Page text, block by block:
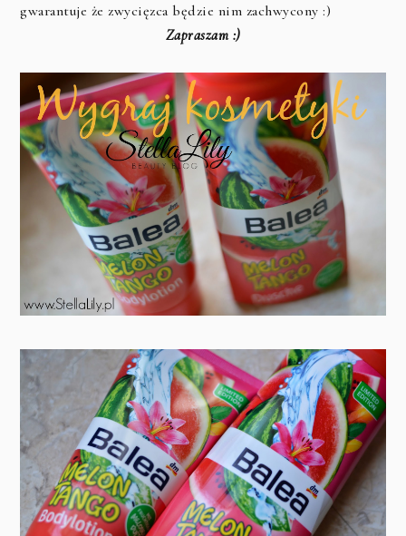
gwarantuje że zwycięzca będzie nim zachwycony :)
Zapraszam :)